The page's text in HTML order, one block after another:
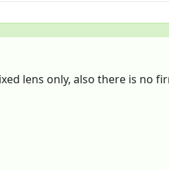
lens only, also there is no